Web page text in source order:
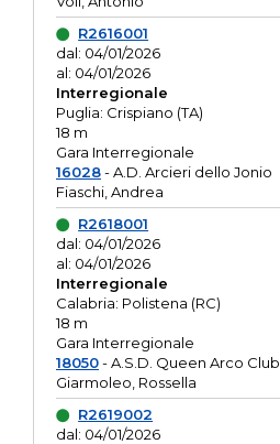
R2616001
dal: 04/01/2026
al: 04/01/2026
Interregionale
Puglia: Crispiano (TA)
18 m
Gara Interregionale
16028- A.D. Arcieri dello Jonio
Fiaschi, Andrea
R2618001
dal: 04/01/2026
al: 04/01/2026
Interregionale
Calabria: Polistena (RC)
18 m
Gara Interregionale
18050- A.S.D. Queen Arco Club
Giarmoleo, Rossella
R2619002
dal: 04/01/2026